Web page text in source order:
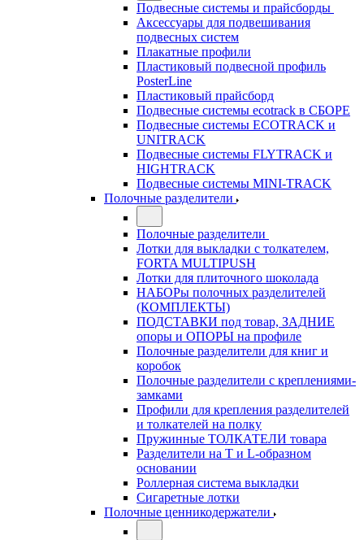
Подвесные системы и прайсборды
Аксессуары для подвешивания
подвесных систем
Плакатные профили
Пластиковый подвесной профиль
PosterLine
Пластиковый прайсборд
Подвесные системы ecotrack в СБОРЕ
Подвесные системы ECOTRACK и
UNITRACK
Подвесные системы FLYTRACK и
HIGHTRACK
Подвесные системы MINI-TRACK
Полочные разделители
Полочные разделители
Лотки для выкладки с толкателем,
FORTA MULTIPUSH
Лотки для плиточного шоколада
НАБОРы полочных разделителей
(КОМПЛЕКТЫ)
ПОДСТАВКИ под товар, ЗАДНИЕ
опоры и ОПОРЫ на профиле
Полочные разделители для книг и
коробок
Полочные разделители с креплениями-
замками
Профили для крепления разделителей
и толкателей на полку
Пружинные ТОЛКАТЕЛИ товара
Разделители на Т и L-образном
основании
Роллерная система выкладки
Сигаретные лотки
Полочные ценникодержатели